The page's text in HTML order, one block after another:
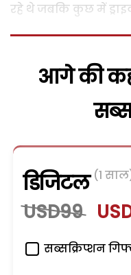
रहे थे जबकि कुछ में
आगे की
डिजिटल (1
USD99
सब्सक्रिप्शन